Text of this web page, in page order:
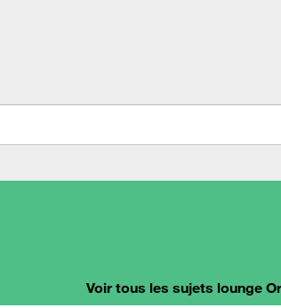
Voir tous les sujets lounge